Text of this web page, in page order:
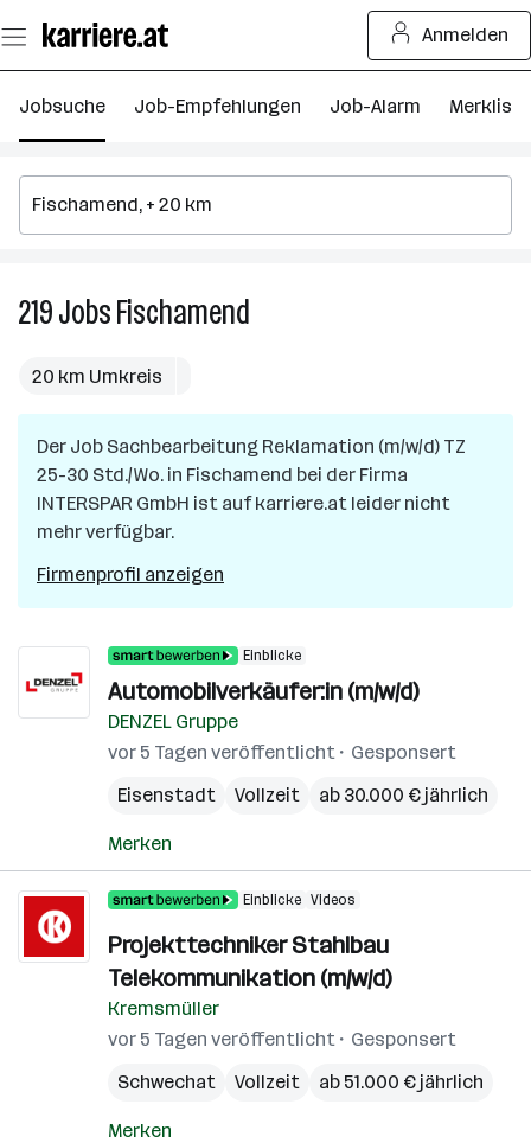
Seiteninhalt
springen
Anmelden
Jobsuche Job-Empfehlungen Job-Alarm Merkliste
219JobsFischamend
20 km Umkreis
Der Job Sachbearbeitung Reklamation (m/w/d) TZ
25-30 Std./Wo. in Fischamend bei der Firma
INTERSPAR GmbH ist auf karriere.at leider nicht
mehr verfügbar.
Firmenprofil anzeigen
Einblicke
Automobilverkäufer:in (m/w/d)
DENZEL Gruppe
vor 5 Tagen veröffentlicht
Gesponsert
Eisenstadt
Vollzeit ab 30.000 € jährlich
Merken
Einblicke Videos
Projekttechniker Stahlbau
Telekommunikation (m/w/d)
Kremsmüller
vor 5 Tagen veröffentlicht
Gesponsert
Schwechat
Vollzeit ab 51.000 € jährlich
Merken